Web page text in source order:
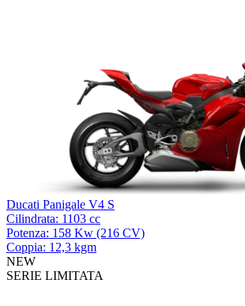
Ducati Panigale V4 S
Cilindrata: 1103 cc
Potenza: 158 Kw (216 CV)
Coppia: 12,3 kgm
NEW
SERIE LIMITATA